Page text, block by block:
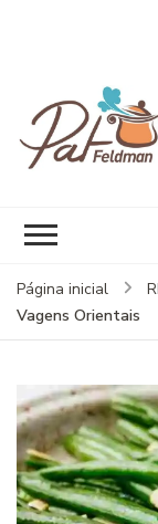
Página inicial
Vagens Orientais